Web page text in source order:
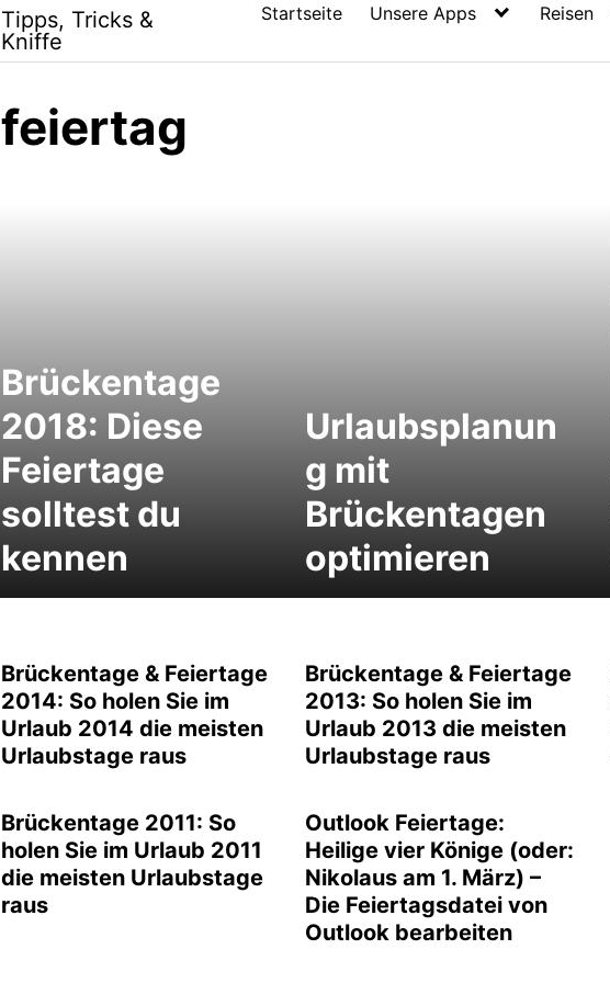
Tipps, Tricks &
Kniffe
Startseite Unsere Apps Reisen
feiertag
Brückentage
2018: Diese
Feiertage
solltest du
kennen
Urlaubsplanun
g mit
Brückentagen
optimieren
Brückentage & Feiertage
2014: So holen Sie im
Urlaub 2014 die meisten
Urlaubstage raus
Brückentage & Feiertage
2013: So holen Sie im
Urlaub 2013 die meisten
Urlaubstage raus
Brückentage 2011: So
holen Sie im Urlaub 2011
die meisten Urlaubstage
raus
Outlook Feiertage:
Heilige vier Könige (oder:
Nikolaus am 1. März) –
Die Feiertagsdatei von
Outlook bearbeiten